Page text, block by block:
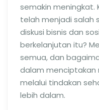
semakin meningkat.
telah menjadi salah
diskusi bisnis dan
berkelanjutan itu?
semua, dan
dalam menciptakan
melalui tindakan
lebih dalam.